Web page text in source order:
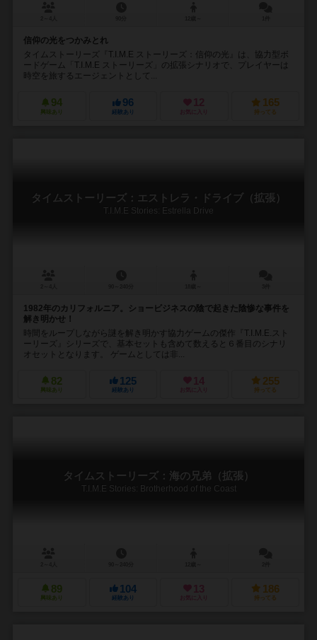
信仰の光をつかみとれ
タイムストーリーズ『T.I.M.E ストーリーズ：信仰の光』は、協力型ボ
ードゲーム「T.I.M.E ストーリーズ」の拡張シナリオで、プレイヤーは
時空を旅するエージェントとして...
94
興味あり
96
経験あり
12
お気に入り
165
持ってる
タイムストーリーズ：エストレラ・ドライブ（拡張）
T.I.M.E Stories: Estrella Drive
1982年のカリフォルニア。ショービジネスの陰で起きた陰惨な事件を
解き明かせ！
時間をループしながら謎を解き明かす協力ゲームの傑作『T.I.M.E.スト
ーリーズ』シリーズで、基本セットも含めて数えると６番目のシナリ
オセットとなります。 ゲームとしては非...
82
興味あり
125
経験あり
14
お気に入り
255
持ってる
タイムストーリーズ：海の兄弟（拡張）
T.I.M.E Stories: Brotherhood of the Coast
89
興味あり
104
経験あり
13
お気に入り
186
持ってる